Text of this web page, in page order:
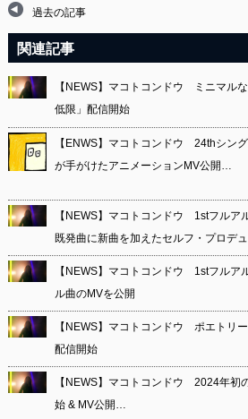
過去の記事
関連記事
【NEWS】マコトコンドウ ミニマル
低限」配信開始
【ENWS】マコトコンドウ 24thシン
が手がけたアニメーションMV公開…
【NEWS】マコトコンドウ 1stフルア
既発曲に新曲を加えたセルフ・プロデ
【NEWS】マコトコンドウ 1stフルア
ル曲のMVを公開
【NEWS】マコトコンドウ ポエトリ
配信開始
【NEWS】マコトコンドウ 2024年初
始 & MV公開…